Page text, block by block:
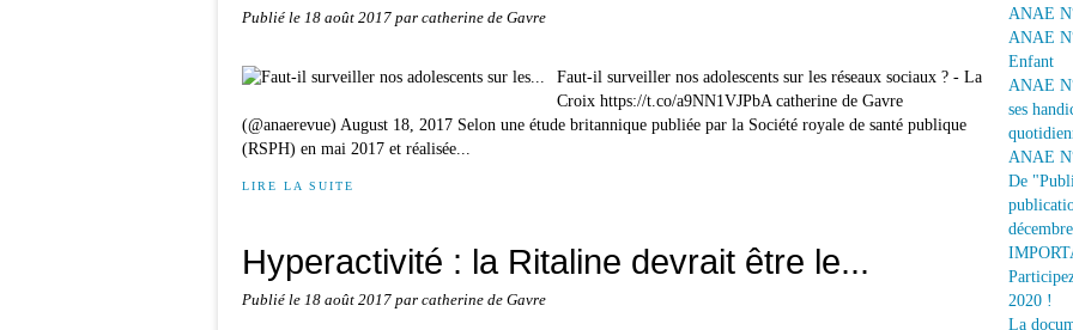
Publié le 18 août 2017 par catherine de Gavre
Faut-il surveiller nos adolescents sur les réseaux sociaux ? - La
Croix https://t.co/a9NN1VJPbA catherine de Gavre
(@anaerevue) August 18, 2017 Selon une étude britannique publiée par la Société royale de santé publique
(RSPH) en mai 2017 et réalisée...
LIRE LA SUITE
Hyperactivité : la Ritaline devrait être le...
Publié le 18 août 2017 par catherine de Gavre
ANAE
ANAE
Enfant
ANAE
ses
ANAE
De
décembre
2020 !
La